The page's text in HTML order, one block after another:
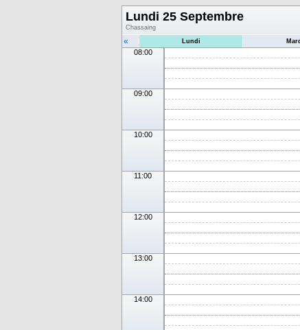
Lundi 25 Septembre
Chassaing
« Lundi
08:00
09:00
10:00
11:00
12:00
13:00
14:00